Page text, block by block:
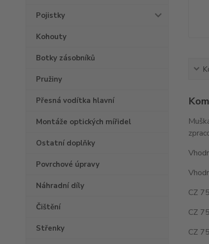
Pojistky
Kohouty
Botky zásobníků
Pružiny
Přesná vodítka hlavní
Montáže optických mířidel
Ostatní doplňky
Povrchové úpravy
Náhradní díly
Čištění
Střenky
CZ
CZ
CZ